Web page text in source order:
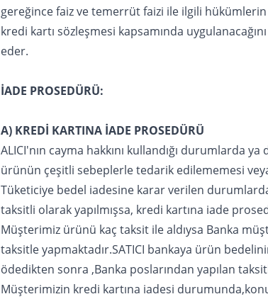
gereğince faiz ve temerrüt faizi ile ilgili hükümlerin
kredi kartı sözleşmesi kapsamında
eder.
İADE PROSEDÜRÜ:
A) KREDİ KARTINA İADE PROSEDÜRÜ
ALICI'nın cayma hakkını kullandığı durumlarda
ürünün çeşitli sebeplerle tedarik edilememesi
Tüketiciye bedel iadesine karar verilen
taksitli olarak yapılmışsa, kredi kartına iade
Müşterimiz ürünü kaç taksit ile aldıysa Banka
taksitle yapmaktadır.SATICI bankaya ürün
ödedikten sonra ,Banka poslarından yapılan
Müşterimizin kredi kartına iadesi